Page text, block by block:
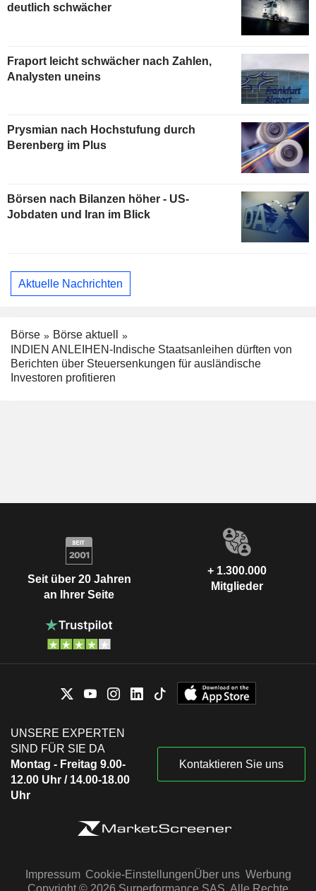
deutlich schwächer
Fraport leicht schwächer nach Zahlen,
Analysten uneins
Prysmian nach Hochstufung durch
Berenberg im Plus
Börsen nach Bilanzen höher - US-
Jobdaten und Iran im Blick
Aktuelle Nachrichten
Börse
Börse aktuell
INDIEN ANLEIHEN-Indische Staatsanleihen dürften von
Berichten über Steuersenkungen für ausländische
Investoren profitieren
Seit über 20 Jahren
an Ihrer Seite
+ 1.300.000
Mitglieder
UNSERE EXPERTEN
SIND FÜR SIE DA
Montag - Freitag 9.00-
12.00 Uhr / 14.00-18.00
Uhr
Kontaktieren Sie uns
Impressum Cookie-EinstellungenÜber uns Werbung
Copyright © 2026 Surperformance SAS. Alle Rechte